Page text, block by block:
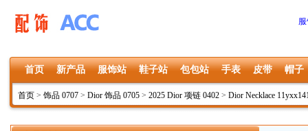
首页 新产品 服饰站 鞋子站 包包站 手表 皮带 帽子
首页 > 饰品 0707 > Dior 饰品 0705 > 2025 Dior 项链 0402 > Dior Necklace